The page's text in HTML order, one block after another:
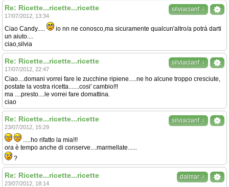
silviacianf ↓
Re: Ricette...ricette...ricette
17/07/2012, 13:34
Ciao Candy.....
io nn ne conosco,ma sicuramente qualcun'altro/a potrà darti
un aiuto....
ciao,silvia
silviacianf ↓
Re: Ricette...ricette...ricette
17/07/2012, 22:47
Ciao....domani vorrei fare le zucchine ripiene.....ne ho alcune troppo cresciute,
postate la vostra ricetta.......cosi' cambio!!!
ma ....presto....le vorrei fare domattina.
ciao
silviacianf ↓
Re: Ricette...ricette...ricette
23/07/2012, 15:29
.....ho rifatto la mia!!!
ora è tempo anche di conserve....marmellate......
?
dalmar ↓
Re: Ricette...ricette...ricette
23/07/2012, 18:14